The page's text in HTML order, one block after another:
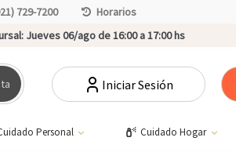
729-7200
Horarios
Jueves 06/ago de 16:00 a 17:00 hs
Iniciar Sesión
Personal Cuidado Hogar